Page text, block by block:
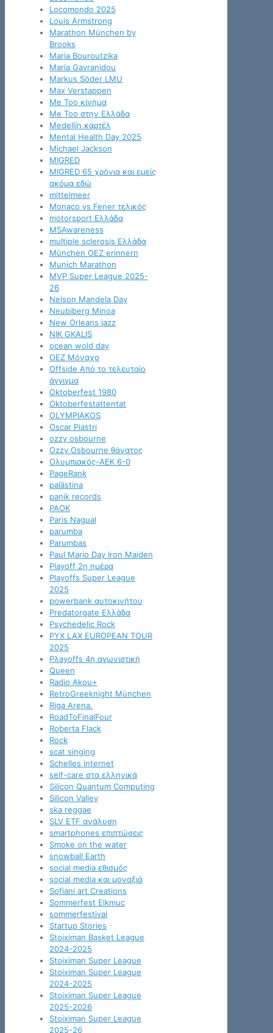
Locomondo 2025
Louis Armstrong
Marathon München by
Brooks
Maria Bouroutzika
Maria Gavranidou
Markus Söder LMU
Max Verstappen
Me Too κίνημα
Me Too στην Ελλάδα
Medellín καρτέλ
Mental Health Day 2025
Michael Jackson
MIGRED
MIGRED 65 χρόνια και εμείς
ακόμα εδώ
mittelmeer
Monaco vs Fener τελικός
motorsport Ελλάδα
MSAwareness
multiple sclerosis Ελλάδα
München OEZ erinnern
Munich Marathon
MVP Super League 2025-
26
Nelson Mandela Day
Neubiberg Minoa
New Orleans jazz
NIK GKALIS
ocean wold day
OEZ Μόναχο
Offside Από το τελευταίο
άγγιγμα
Oktoberfest 1980
Oktoberfestattentat
OLYMPIAKOS
Oscar Piastri
ozzy osbourne
Ozzy Osbourne θάνατος
Oλυμπιακός-ΑΕΚ 6-0
PageRank
palästina
panik records
PAOK
Paris Nagual
parumba
Parumbas
Paul Mario Day Iron Maiden
Playoff 2η ημέρα
Playoffs Super League
2025
powerbank αυτοκινήτου
Predatorgate Ελλάδα
Psychedelic Rock
PYX LAX EUROPEAN TOUR
2025
Pλayoffs 4η αγωνιστική
Queen
Radio Akou+
RetroGreeknight München
Riga Arena.
RoadToFinalFour
Roberta Flack
Rock
scat singing
Schelles internet
self-care στα ελληνικά
Silicon Quantum Computing
Silicon Valley
ska reggae
SLV ETF ανάλυση
smartphones επιπτώσεις
Smoke on the water
snowball Earth
social media εθισμός
social media και μοναξιά
Sofiani art Creations
Sommerfest Elkmuc
sommerfestival
Startup Stories
Stoiximan Basket League
2024-2025
Stoiximan Super League
Stoiximan Super League
2024-2025
Stoiximan Super League
2025-2026
Stoiximan Super League
2025-26